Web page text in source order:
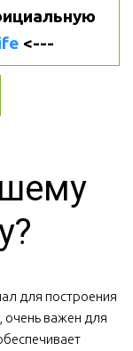
<---
для построения
важен для